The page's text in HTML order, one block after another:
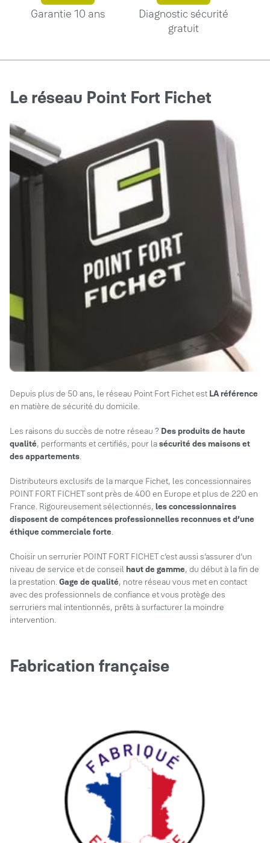
Garantie 10 ans
Diagnostic sécurité
gratuit
Le réseau Point Fort Fichet
Depuis plus de 50 ans, le réseau Point Fort Fichet est LA référence
en matière de sécurité du domicile.
Les raisons du succès de notre réseau ? Des produits de haute
qualité, performants et certifiés, pour lasécurité des maisons et
des appartements
Distributeurs exclusifs de la marque Fichet, les concessionnaires
POINT FORT FICHET sont près de 400 en Europe et plus de 220 en
France. Rigoureusement sélectionnés, les concessionnaires
disposent de compétences professionnelles reconnues et d’une
éthique commerciale forte
Choisir un serrurier POINT FORT FICHET c’est aussi s’assurer d’un
niveau de service et de conseil haut de gamme, du début à la fin de
la prestation. Gage de qualité, notre réseau vous met en contact
avec des professionnels de confiance et vous protège des
serruriers mal intentionnés, prêts à surfacturer la moindre
intervention.
Fabrication française